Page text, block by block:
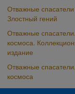
Отважные
Злостный гений
Отважные
космоса.
издание
Отважные
космоса